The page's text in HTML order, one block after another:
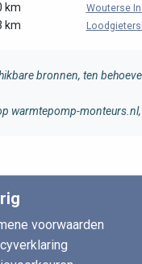
km Wouterse
km
bronnen, ten
warmtepomp-
voorwaarden